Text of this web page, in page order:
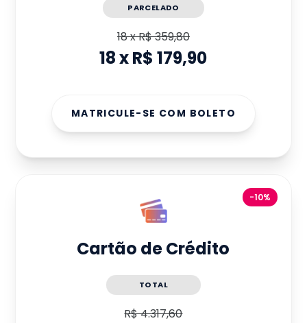
PARCELADO
18xR$ 359,80
18xR$ 179,90
MATRICULE-SE COM BOLETO
-10%
Cartão de Crédito
TOTAL
R$ 4.317,60